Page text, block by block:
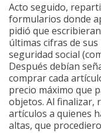
Acto seguido,
formularios donde
pidió que
últimas cifras de
seguridad social
Después debían
comprar cada
precio máximo que
objetos. Al finalizar,
artículos a quienes
altas, que